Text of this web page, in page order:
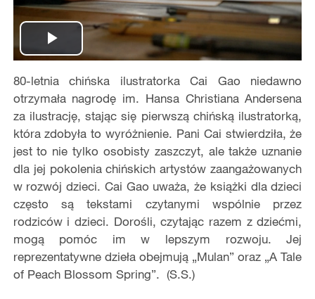
Play
Video
80-letnia chińska ilustratorka Cai Gao niedawno
otrzymała nagrodę im. Hansa Christiana Andersena
za ilustrację, stając się pierwszą chińską ilustratorką,
która zdobyła to wyróżnienie. Pani Cai stwierdziła, że
jest to nie tylko osobisty zaszczyt, ale także uznanie
dla jej pokolenia chińskich artystów zaangażowanych
w rozwój dzieci. Cai Gao uważa, że książki dla dzieci
często są tekstami czytanymi wspólnie przez
rodziców i dzieci. Dorośli, czytając razem z dziećmi,
mogą pomóc im w lepszym rozwoju. Jej
reprezentatywne dzieła obejmują „Mulan” oraz „A Tale
of Peach Blossom Spring”. (S.S.)